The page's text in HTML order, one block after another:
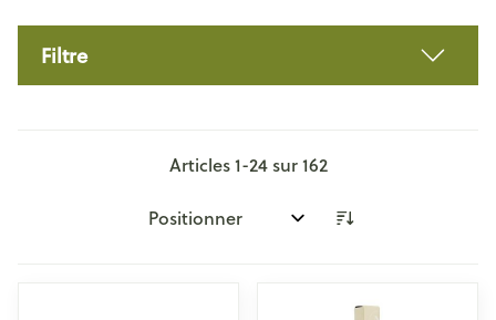
Filtre
Articles1-24sur162
Trier par: